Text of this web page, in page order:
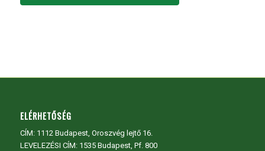
ELÉRHETŐSÉG
CÍM: 1112 Budapest, Oroszvég lejtő 16.
LEVELEZÉSI CÍM: 1535 Budapest, Pf. 800